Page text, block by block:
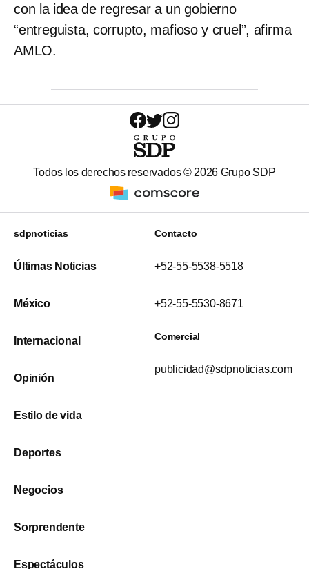
con la idea de regresar a un gobierno
“entreguista, corrupto, mafioso y cruel”, afirma
AMLO.
Todos los derechos reservados ©2026 Grupo SDP
sdpnoticias
Últimas Noticias
México
Internacional
Opinión
Estilo de vida
Deportes
Negocios
Sorprendente
Espectáculos
Contacto
+52-55-5538-5518
+52-55-5530-8671
Comercial
publicidad@sdpnoticias.com